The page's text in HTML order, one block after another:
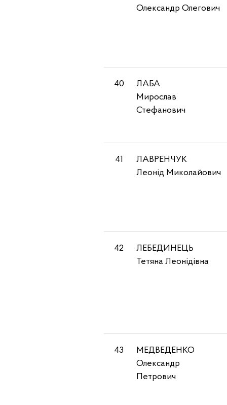
Олександр Олегович
40
ЛАБА
Мирослав
Стефанович
41
ЛАВРЕНЧУК
Леонід Миколайович
42
ЛЕБЕДИНЕЦЬ
Тетяна Леонідівна
43
МЕДВЕДЕНКО
Олександр
Петрович